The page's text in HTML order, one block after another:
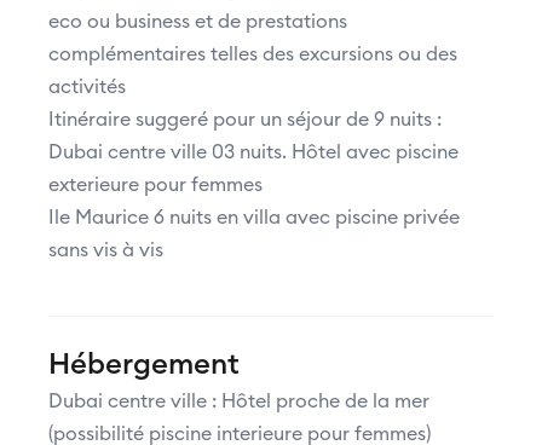
eco ou business et de prestations
complémentaires telles des excursions ou des
activités
Itinéraire suggeré pour un séjour de 9 nuits :
Dubai centre ville 03 nuits. Hôtel avec piscine
exterieure pour femmes
Ile Maurice 6 nuits en villa avec piscine privée
sans vis à vis
Hébergement
Dubai centre ville : Hôtel proche de la mer
(possibilité piscine interieure pour femmes)